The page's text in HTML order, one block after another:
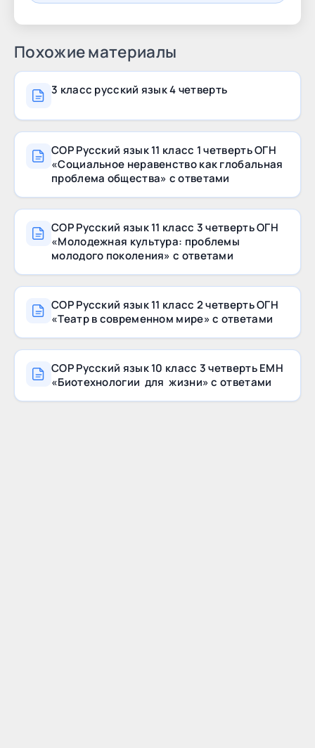
дескрипторами и
Похожие материалы
3 класс русский язык 4 четверть
СОР Русский язык 11 класс 1 четверть ОГН
«Социальное неравенство как глобальная
проблема общества» с ответами
СОР Русский язык 11 класс 3 четверть ОГН
«Молодежная культура: проблемы
молодого поколения» с ответами
СОР Русский язык 11 класс 2 четверть ОГН
«Театр в современном мире» с ответами
СОР Русский язык 10 класс 3 четверть ЕМН
«Биотехнологии для жизни» с ответами